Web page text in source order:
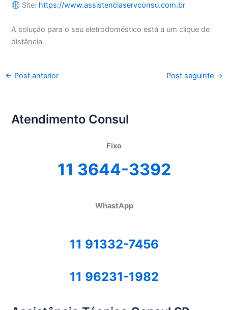
Site: https://www.assistenciaservconsu.com.br
A solução para o seu eletrodoméstico está a um clique de
distância.
← Post anterior Post seguinte →
Atendimento Consul
Fixo
11 3644-3392
WhastApp
11 91332-7456
11 96231-1982